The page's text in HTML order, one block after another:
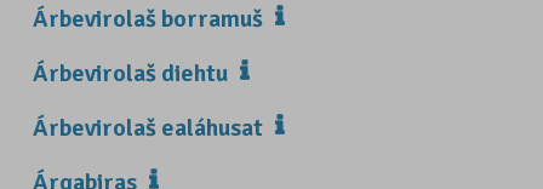
Árbevirolaš borramuš
Árbevirolaš diehtu
Árbevirolaš ealáhusat
Árgabiras